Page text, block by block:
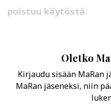
poistuu käytöstä.
Oletko
Kirjaudu sisään
MaRan jäseneksi, niin